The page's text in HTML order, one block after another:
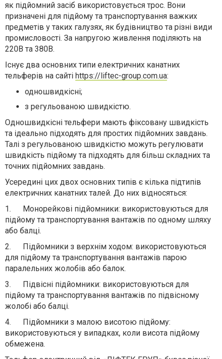
як підйомний засіб використовується трос. Вони
призначені для підйому та транспортування важких
предметів у таких галузях, як будівництво та різні види
промисловості. За напругою живлення поділяють на
220В та 380В.
Існує два основних типи електричних канатних
тельферів на сайті https://liftec-group.com.ua:
одношвидкісні;
з регульованою швидкістю.
Одношвидкісні тельфери мають фіксовану швидкість
та ідеально підходять для простих підйомних завдань.
Талі з регульованою швидкістю можуть регулювати
швидкість підйому та підходять для більш складних та
точних підйомних завдань.
Усередині цих двох основних типів є кілька підтипів
електричних канатних талей. До них відносяться:
1.
Монорейкові підйомники: використовуються для
підйому та транспортування вантажів по одному шляху
або балці.
2.
Підйомники з верхнім ходом: використовуються
для підйому та транспортування вантажів парою
паралельних жолобів або балок.
3.
Підвісні підйомники: використовуються для
підйому та транспортування вантажів по підвісному
жолобі або балці.
4.
Підйомники з малою висотою підйому:
використовуються у випадках, коли висота підйому
обмежена.